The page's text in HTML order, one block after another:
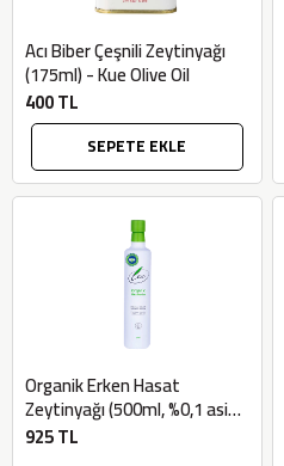
Acı Biber Çeşnili Zeytinyağı
(175ml) - Kue Olive Oil
400 TL
SEPETE EKLE
Organik Erken Hasat
Zeytinyağı (500ml, %0,1 asit)
- Lea
925 TL